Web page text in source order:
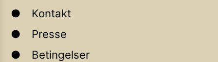
Kontakt
Presse
Betingelser